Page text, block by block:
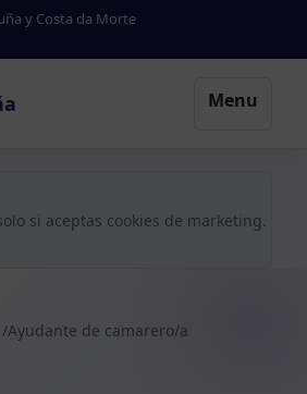
y Costa da Morte
Menu
si aceptas cookies de marketing.
Ayudante de camarero/a